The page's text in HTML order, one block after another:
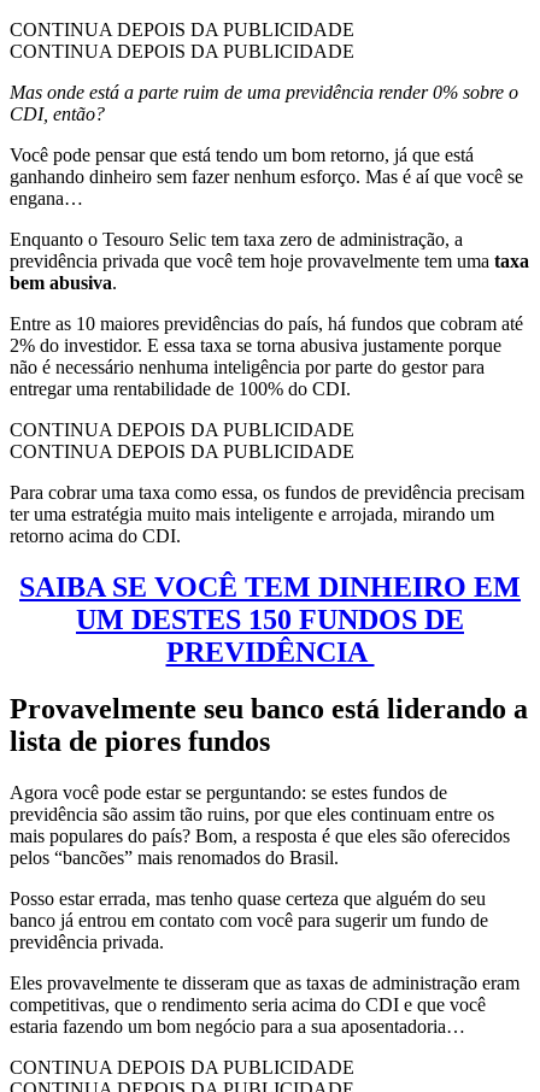
CONTINUA DEPOIS DA PUBLICIDADE
CONTINUA DEPOIS DA PUBLICIDADE
Mas onde está a parte ruim de uma previdência render 0% sobre o
CDI, então?
Você pode pensar que está tendo um bom retorno, já que está
ganhando dinheiro sem fazer nenhum esforço. Mas é aí que você se
engana…
Enquanto o Tesouro Selic tem taxa zero de administração, a
previdência privada que você tem hoje provavelmente tem uma taxa
bem abusiva.
Entre as 10 maiores previdências do país, há fundos que cobram até
2% do investidor. E essa taxa se torna abusiva justamente porque
não é necessário nenhuma inteligência por parte do gestor para
entregar uma rentabilidade de 100% do CDI.
CONTINUA DEPOIS DA PUBLICIDADE
CONTINUA DEPOIS DA PUBLICIDADE
Para cobrar uma taxa como essa, os fundos de previdência precisam
ter uma estratégia muito mais inteligente e arrojada, mirando um
retorno acima do CDI.
SAIBA SE VOCÊ TEM DINHEIRO EM
UM DESTES 150 FUNDOS DE
PREVIDÊNCIA
Provavelmente seu banco está liderando a
lista de piores fundos
Agora você pode estar se perguntando: se estes fundos de
previdência são assim tão ruins, por que eles continuam entre os
mais populares do país? Bom, a resposta é que eles são oferecidos
pelos “bancões” mais renomados do Brasil.
Posso estar errada, mas tenho quase certeza que alguém do seu
banco já entrou em contato com você para sugerir um fundo de
previdência privada.
Eles provavelmente te disseram que as taxas de administração eram
competitivas, que o rendimento seria acima do CDI e que você
estaria fazendo um bom negócio para a sua aposentadoria…
CONTINUA DEPOIS DA PUBLICIDADE